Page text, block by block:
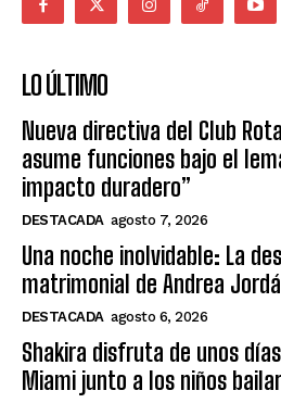
LO ÚLTIMO
Nueva directiva del Club
asume funciones bajo el
impacto duradero”
DESTACADA agosto 7, 2026
Una noche inolvidable: La
matrimonial de Andrea
DESTACADA agosto 6, 2026
Shakira disfruta de unos
Miami junto a los niños